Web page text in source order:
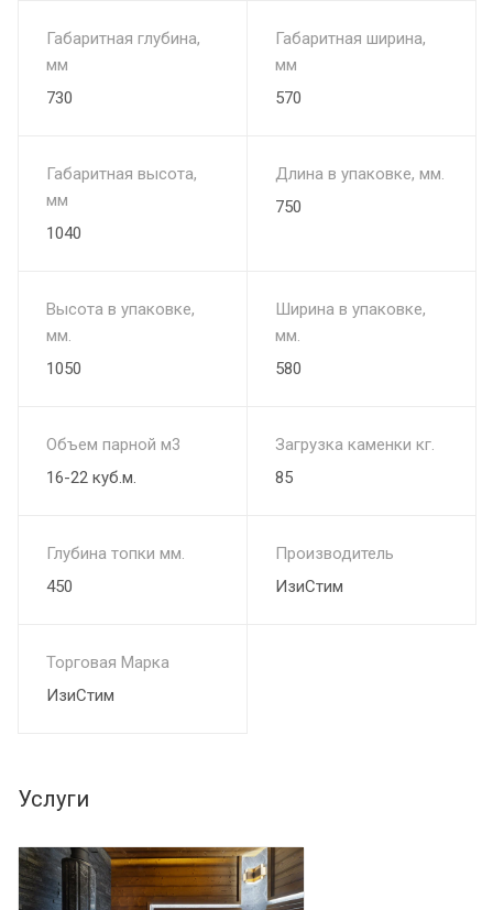
Габаритная глубина,
мм
730
Габаритная ширина,
мм
570
Габаритная высота,
мм
1040
Длина в упаковке, мм.
750
Высота в упаковке,
мм.
1050
Ширина в упаковке,
мм.
580
Объем парной м3
16-22 куб.м.
Загрузка каменки кг.
85
Глубина топки мм.
450
Производитель
ИзиСтим
Торговая Марка
ИзиСтим
Услуги